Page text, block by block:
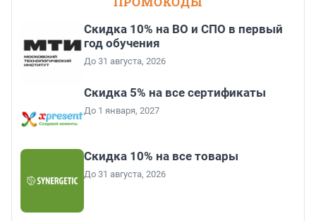
Скидка 10% на ВО и СПО в первый
год обучения
До 31 августа, 2026
Скидка 5% на все сертификаты
До 1 января, 2027
Скидка 10% на все товары
До 31 августа, 2026